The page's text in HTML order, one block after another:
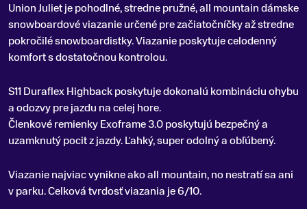
Union Juliet je pohodlné, stredne pružné, all mountain dámske
snowboardové viazanie určené pre začiatočníčky až stredne
pokročilé snowboardistky.Viazanie poskytuje celodenný
komfort s dostatočnou kontrolou.
S11 Duraflex Highback poskytuje dokonalú kombináciu ohybu
a odozvy pre jazdu na celej hore.
Členkové remienky Exoframe 3.0 poskytujú bezpečný a
uzamknutý pocit z jazdy. Ľahký, super odolný a obľúbený.
Viazanie najviac vynikne ako all mountain, no nestratí sa ani
v parku. Celková tvrdosť viazania je 6/10.